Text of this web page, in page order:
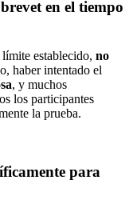
en el tiempo
establecido, no
haber intentado el
, y muchos
los participantes
la prueba.
para